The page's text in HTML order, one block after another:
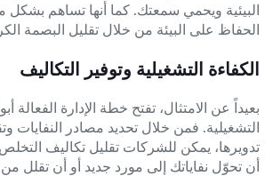
البيئية ويحمي سمعتك. كما أنها تساهم
الحفاظ على البيئة من خلال تقليل البصمة
الكفاءة التشغيلية وتوفير التكاليف
بعيداً عن الامتثال، تفتح خطة الإدارة الفعالة
التشغيلية. فمن خلال تحديد مصادر النفايات
تدويرها، يمكن للشركات تقليل تكاليف
أن تحوّل نفاياتك إلى مورد جديد أو أن تقلل